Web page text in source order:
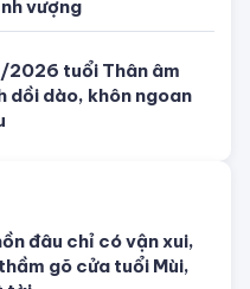
đâm xe làm quan
tử vong, con gái
ngày hôm nay
12 con giáp